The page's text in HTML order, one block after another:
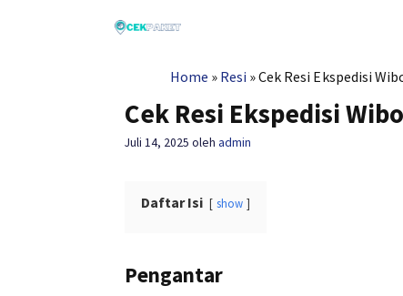
Home » Resi »Cek Resi Ekspedisi
Cek Resi Ekspedisi
Juli 14, 2025 oleh admin
Daftar Isi show
Pengantar